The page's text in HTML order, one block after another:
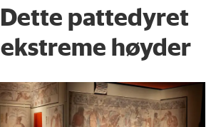
pattedyret
høyder